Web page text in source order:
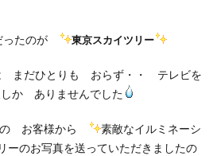
ったのが 東京スカイツリー
まだひとりも おらず・・ テレビを
か ありませんでした
お客様から
素敵なイルミネーシ
のお写真を送っていただきましたの